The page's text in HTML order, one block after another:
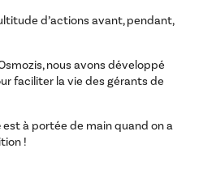
d’actions avant, pendant,
nous avons développé
faciliter la vie des gérants de
est à portée de main quand on a
!